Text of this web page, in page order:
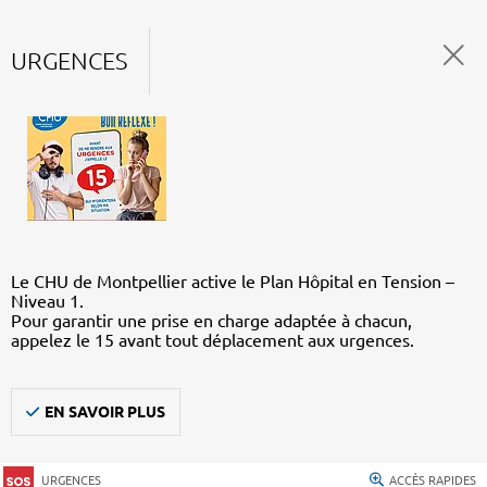
URGENCES
Le CHU de Montpellier active le Plan Hôpital en Tension –
Niveau 1.
Pour garantir une prise en charge adaptée à chacun,
appelez le 15 avant tout déplacement aux urgences.
EN SAVOIR PLUS
URGENCES ACCÈS RAPIDES